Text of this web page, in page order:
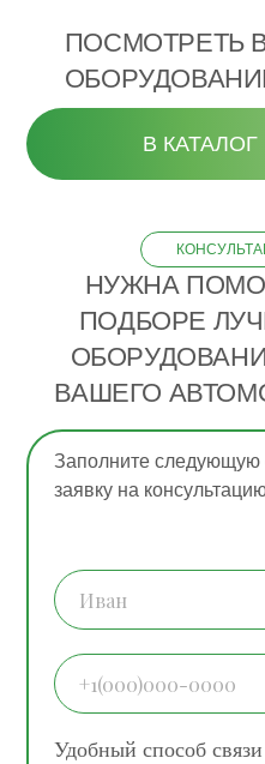
ПОСМОТРЕТЬ
В КАТАЛОГ
НУЖНА
ПОДБОРЕ
ВАШЕГО
Удобный способ связи
Заполните следующую
заявку на